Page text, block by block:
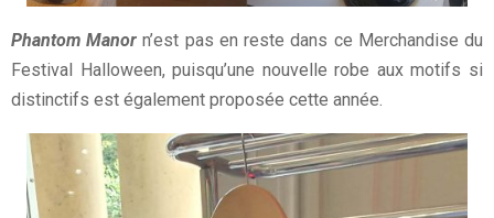
Phantom Manor n’est pas en reste dans ce Merchandise du
Festival Halloween, puisqu’une nouvelle robe aux motifs si
distinctifs est également proposée cette année.